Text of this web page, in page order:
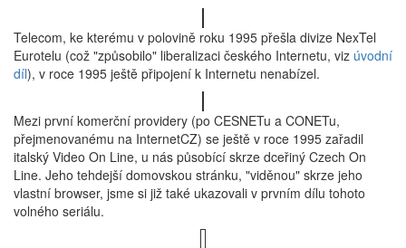
Telecom, ke kterému v polovině roku 1995 přešla divize NexTel
Eurotelu (což "způsobilo" liberalizaci českého Internetu, viz úvodní
díl), v roce 1995 ještě připojení k Internetu nenabízel.
Mezi první komerční providery (po CESNETu a CONETu,
přejmenovanému na InternetCZ) se ještě v roce 1995 zařadil
italský Video On Line, u nás působící skrze dceřiný Czech On
Line. Jeho tehdejší domovskou stránku, "viděnou" skrze jeho
vlastní browser, jsme si již také ukazovali v prvním dílu tohoto
volného seriálu.